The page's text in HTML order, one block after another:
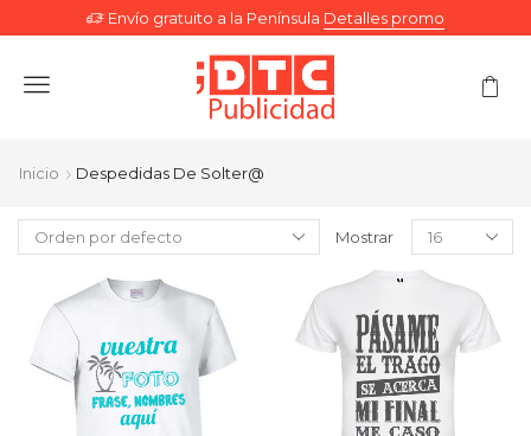
Envío gratuito a la Península Detalles promo
Menu
Inicio Despedidas De Solter@
Mostrar